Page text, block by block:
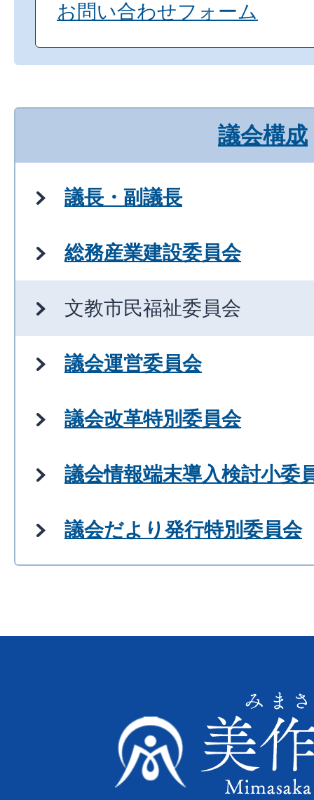
お問い合わせフォーム
議会構成
議長・副議長
総務産業建設委員会
文教市民福祉委員会
議会運営委員会
議会改革特別委員会
議会情報端末導入検討小委
議会だより発行特別委員会